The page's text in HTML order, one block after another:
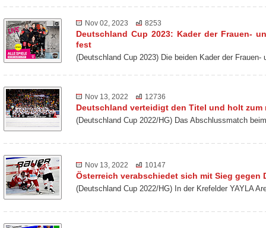
Nov 02, 2023 8253
Deutschland Cup 2023: Kader der Frauen-
fest
(Deutschland Cup 2023) Die beiden Kader der
Nov 13, 2022 12736
Deutschland verteidigt den Titel und holt
(Deutschland Cup 2022/HG) Das Abschlussmatch
Nov 13, 2022 10147
Österreich verabschiedet sich mit Sieg gegen
(Deutschland Cup 2022/HG) In der Krefelder YAYLA